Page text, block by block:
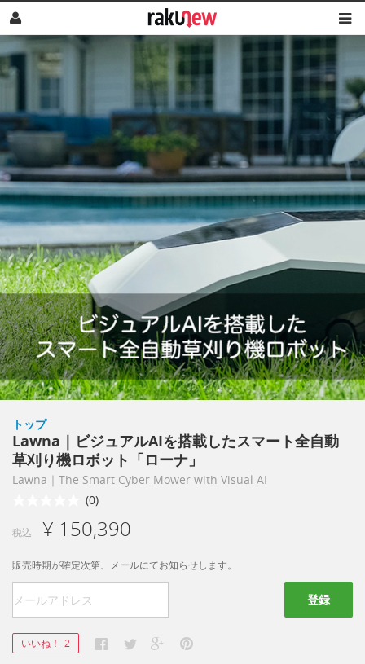
トップ
Lawna｜ビジュアルAIを搭載したスマート全自動
草刈り機ロボット「ローナ」
Lawna｜The Smart Cyber Mower with Visual AI
(0)
税込 ¥ 150,390
販売時期が確定次第、メールにてお知らせします。
登録
いいね！ 2